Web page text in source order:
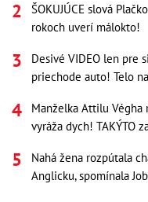
ŠOKUJÚCE slová
rokoch uverí málokto!
Desivé VIDEO len pre
priechode auto! Telo
Manželka Attilu Végha
vyráža dych! TAKÝTO
Nahá žena rozpútala
Anglicku, spomínala